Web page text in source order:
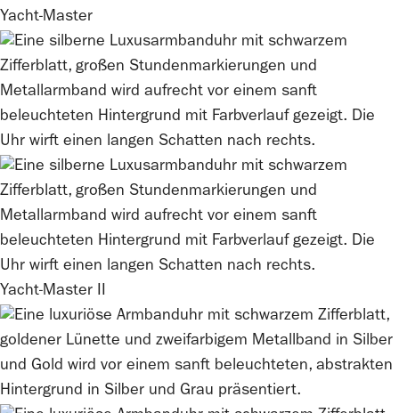
Yacht-Master
Yacht-Master II